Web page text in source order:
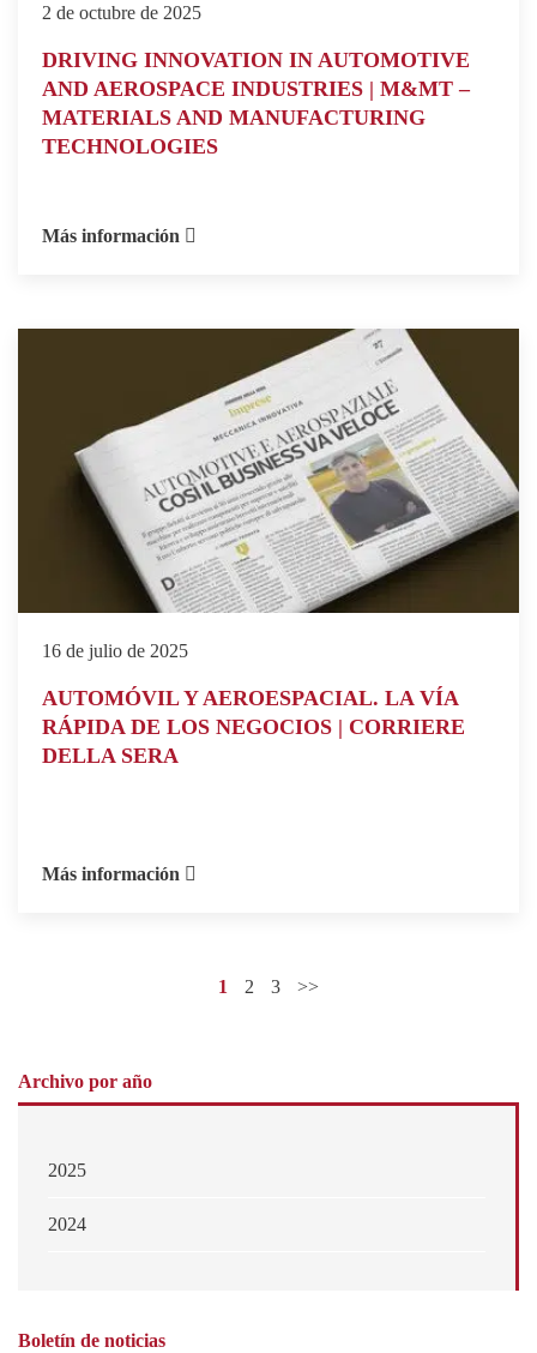
2 de octubre de 2025
DRIVING INNOVATION IN AUTOMOTIVE
AND AEROSPACE INDUSTRIES | M&MT –
MATERIALS AND MANUFACTURING
TECHNOLOGIES
Más información
16 de julio de 2025
AUTOMÓVIL Y AEROESPACIAL. LA VÍA
RÁPIDA DE LOS NEGOCIOS | CORRIERE
DELLA SERA
Más información
1 2 3 >>
Archivo por año
2025
2024
Boletín de noticias